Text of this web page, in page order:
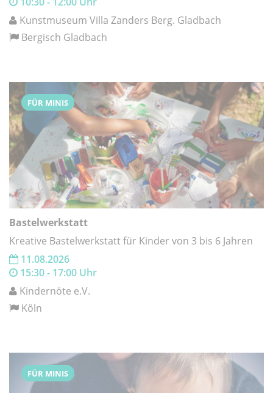
Kunstmuseum Villa Zanders Berg. Gladbach
Bergisch Gladbach
FÜR MINIS
Bastelwerkstatt
Kreative Bastelwerkstatt für Kinder von 3 bis 6 Jahren
11.08.2026
15:30 - 17:00 Uhr
Kindernöte e.V.
Köln
FÜR MINIS